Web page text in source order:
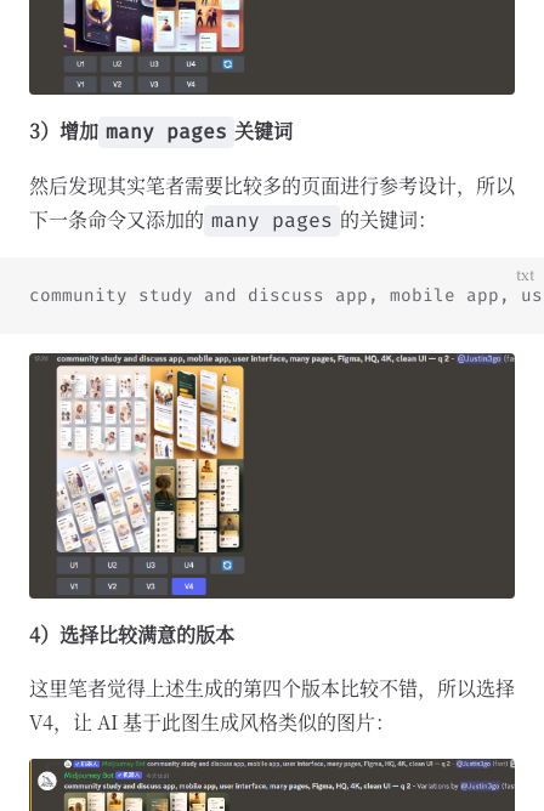
3）增加 many pages 关键词
然后发现其实笔者需要比较多的页面进行参考设计，所以
下一条命令又添加的 many pages 的关键词：
txt
community study and discuss app, mobile app,
4）选择比较满意的版本
这里笔者觉得上述生成的第四个版本比较不错，所以选择
V4，让 AI 基于此图生成风格类似的图片：